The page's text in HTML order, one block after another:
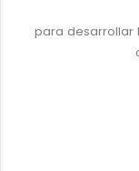
para desarrollar